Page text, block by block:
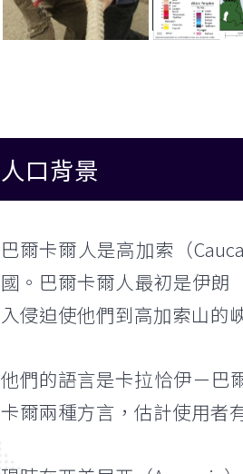
人口背景
巴爾卡爾人是高加索（
國。巴爾卡爾人最初是伊
入侵迫使他們到高加索山的
他們的語言是卡拉恰伊－巴
卡爾兩種方言，估計使用者